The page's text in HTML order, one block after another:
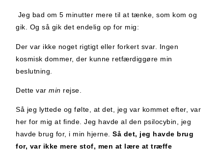
Jeg bad om 5 minutter mere til at tænke, som kom og
gik. Og så gik det endelig op for mig:
Der var ikke noget rigtigt eller forkert svar. Ingen
kosmisk dommer, der kunne retfærdiggøre min
beslutning.
Dette varmin rejse.
Så jeg lyttede og følte, at det, jeg var kommet efter, var
her for mig at finde. Jeg havde al den psilocybin, jeg
havde brug for, i min hjerne.Så det, jeg havde brug
for, var ikke mere stof, men at lære at træffe